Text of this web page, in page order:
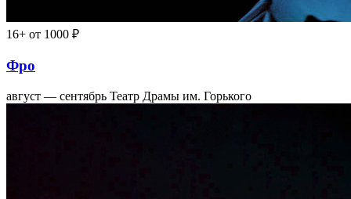
16+ от 1000 ₽
Фро
август — сентябрь Театр Драмы им. Горького